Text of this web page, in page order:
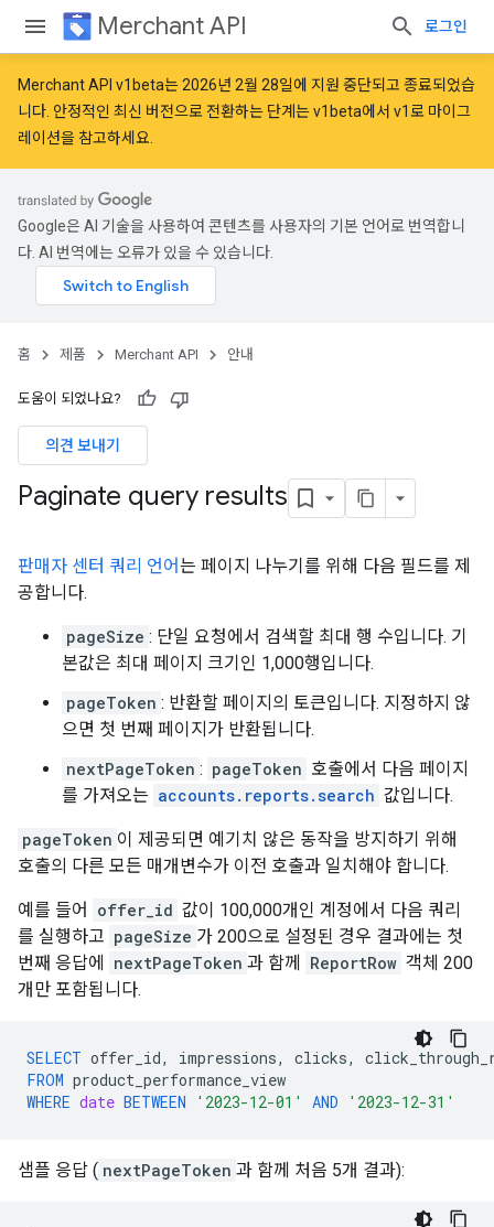
Merchant API 로그인
Merchant API v1beta는 2026년 2월 28일에 지원 중단되고 종료되었습
니다. 안정적인 최신 버전으로 전환하는 단계는v1beta에서 v1로 마이그
레이션을 참고하세요.
Google은 AI 기술을 사용하여 콘텐츠를 사용자의 기본 언어로 번역합니
다. AI 번역에는 오류가 있을 수 있습니다.
홈 제품 Merchant API 안내
도움이 되었나요?
의견 보내기
Paginate query results
판매자 센터 쿼리 언어는 페이지 나누기를 위해 다음 필드를 제
공합니다.
pageSize : 단일 요청에서 검색할 최대 행 수입니다. 기
본값은 최대 페이지 크기인 1,000행입니다.
pageToken : 반환할 페이지의 토큰입니다. 지정하지 않
으면 첫 번째 페이지가 반환됩니다.
nextPageToken : pageToken 호출에서 다음 페이지
를 가져오는 accounts.reports.search 값입니다.
pageToken 이 제공되면 예기치 않은 동작을 방지하기 위해
호출의 다른 모든 매개변수가 이전 호출과 일치해야 합니다.
예를 들어 offer_id 값이 100,000개인 계정에서 다음 쿼리
를 실행하고 pageSize 가 200으로 설정된 경우 결과에는 첫
번째 응답에
nextPageToken 과 함께 ReportRow 객체 200
개만 포함됩니다.
SELECT offer_id, impressions, clicks,
FROM product_performance_view
WHERE date BETWEEN '2023-12-01' AND '2023-12-31'
샘플 응답 ( nextPageToken 과 함께 처음 5개 결과):